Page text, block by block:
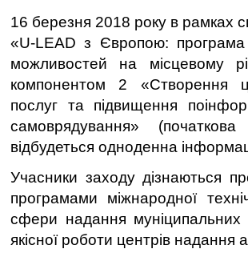
16 березня 2018 року в рамках
«U-LEAD з Європою:
можливостей на місцевому
компонентом 2 «Створення
послуг та підвищення
самоврядування»
відбудеться одноденна
Учасники заходу дізнаються
програмами міжнародної
сфери надання муніципальних
якісної роботи центрів надання